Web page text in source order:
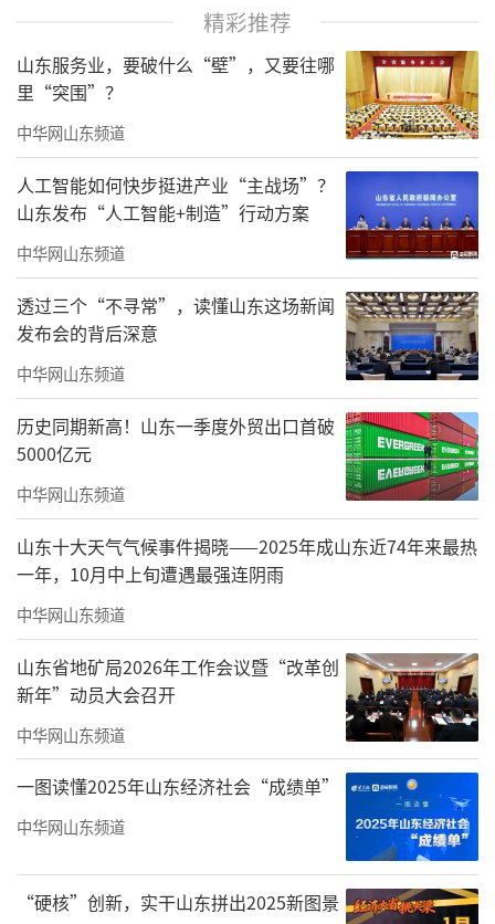
昔日老青岛人记忆里的“文化街”，如今
蝶变为极具烟火气的文化新地标。每逢周末，3
00余家商户齐聚于此，将古韵与今风揉进熙攘
的街巷，等待着与有缘人的不期而遇。
旧时光与新故事 | 文化市场的市井新生
走进青岛文化市场，视线豁然开朗。昔日
天幕城的巨型彩绘天幕已然褪去，取而代之的
是一片连接历史与当下的沉浸式露天街区。
这里在城市的更新中焕发了新生。脚下的
石板路、错落有致的摊位、耳边此起彼伏的询
价与寒暄……那份独属于老青岛的“范儿”，
又回来了。
精彩推荐
山东服务业，要破什么“壁”，又要往哪
里“突围”？
中华网山东频道
人工智能如何快步挺进产业“主战场”？
山东发布“人工智能+制造”行动方案
中华网山东频道
透过三个“不寻常”，读懂山东这场新闻
发布会的背后深意
中华网山东频道
历史同期新高！山东一季度外贸出口首破
5000亿元
中华网山东频道
山东十大天气气候事件揭晓——2025年成山东近74年来最热
一年，10月中上旬遭遇最强连阴雨
中华网山东频道
山东省地矿局2026年工作会议暨“改革创
新年”动员大会召开
中华网山东频道
一图读懂2025年山东经济社会“成绩单”
中华网山东频道
“硬核”创新，实干山东拼出2025新图景